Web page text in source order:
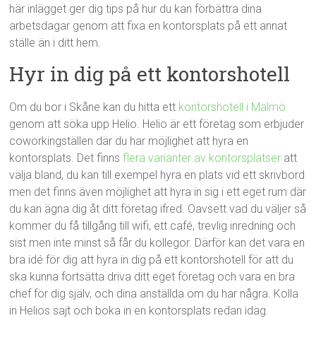
här inlägget ger dig tips på hur du kan förbättra dina
arbetsdagar genom att fixa en kontorsplats på ett annat
ställe än i ditt hem.
Hyr in dig på ett kontorshotell
Om du bor i Skåne kan du hitta ett kontorshotell i Malmö
genom att söka upp Helio. Helio är ett företag som erbjuder
coworkingställen där du har möjlighet att hyra en
kontorsplats. Det finnsflera varianter av kontorsplatser att
välja bland, du kan till exempel hyra en plats vid ett skrivbord
men det finns även möjlighet att hyra in sig i ett eget rum där
du kan ägna dig åt ditt företag ifred. Oavsett vad du väljer så
kommer du få tillgång till wifi, ett café, trevlig inredning och
sist men inte minst så får du kollegor. Därför kan det vara en
bra idé för dig att hyra in dig på ett kontorshotell för att du
ska kunna fortsätta driva ditt eget företag och vara en bra
chef för dig själv, och dina anställda om du har några. Kolla
in Helios sajt och boka in en kontorsplats redan idag.